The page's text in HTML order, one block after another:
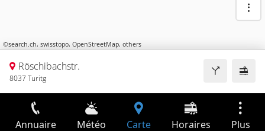
©search.ch, swisstopo, OpenStreetMap, others
Röschibachstr.
8037 Turitg
Annuaire Météo Carte Horaires Plus